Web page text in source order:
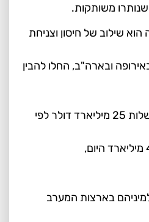
משותקות.
שילוב של חיסון וצניחת
ובארה"ב, החלו להבין
יצרניות החיסונים, המשלשלות 25 מיליארד דולר לפי
בארצות המערב